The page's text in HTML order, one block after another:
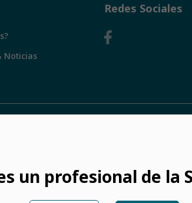
Noticias
Redes Sociales
mejorar la experiencia del usuario a través
un profesional de la